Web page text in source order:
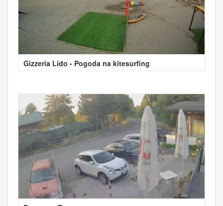
Gizzeria Lido - Pogoda na kitesurfing